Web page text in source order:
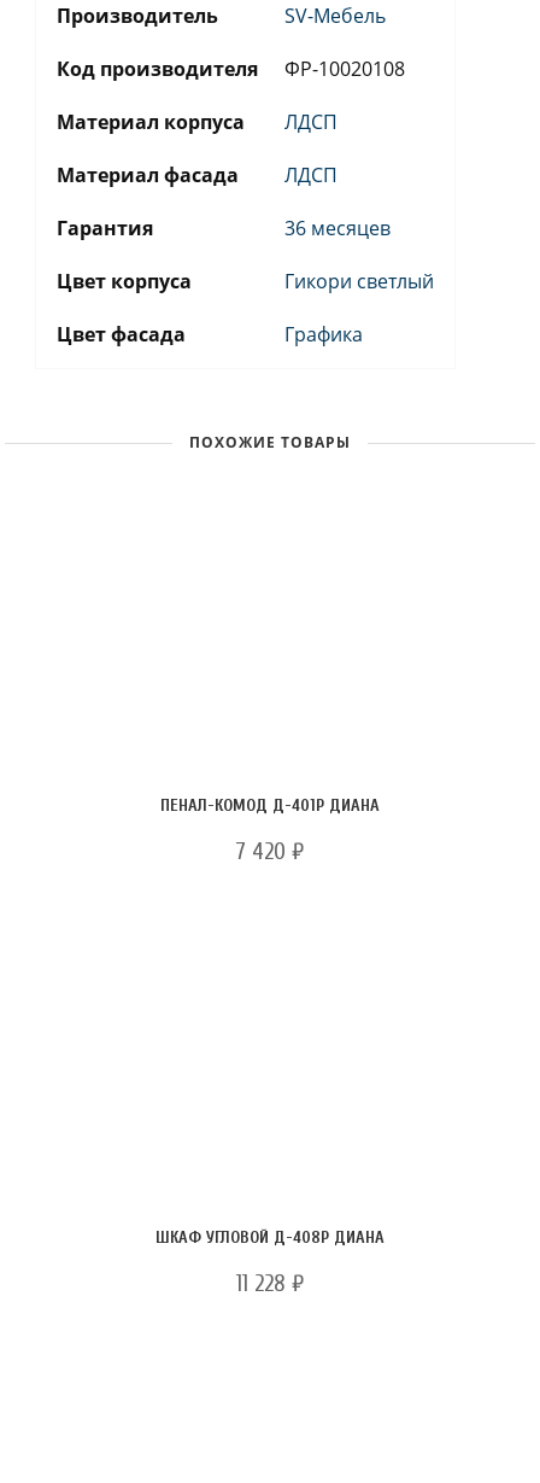
Производитель
SV-Мебель
Код производителя
ФР-10020108
Материал корпуса
ЛДСП
Материал фасада
ЛДСП
Гарантия
36 месяцев
Цвет корпуса
Гикори светлый
Цвет фасада
Графика
ПОХОЖИЕ ТОВАРЫ
ПЕНАЛ-КОМОД Д-401Р ДИАНА
7 420₽
ШКАФ УГЛОВОЙ Д-408Р ДИАНА
11 228 ₽